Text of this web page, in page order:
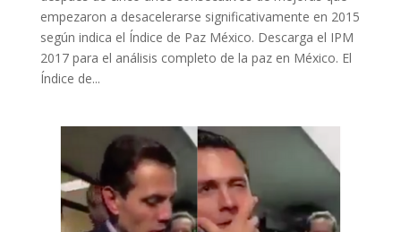
empezaron a desacelerarse significativamente en 2015
según indica el Índice de Paz México. Descarga el IPM
2017 para el análisis completo de la paz en México. El
Índice de...